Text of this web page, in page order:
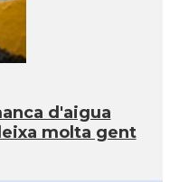
d'aigua
molta gent